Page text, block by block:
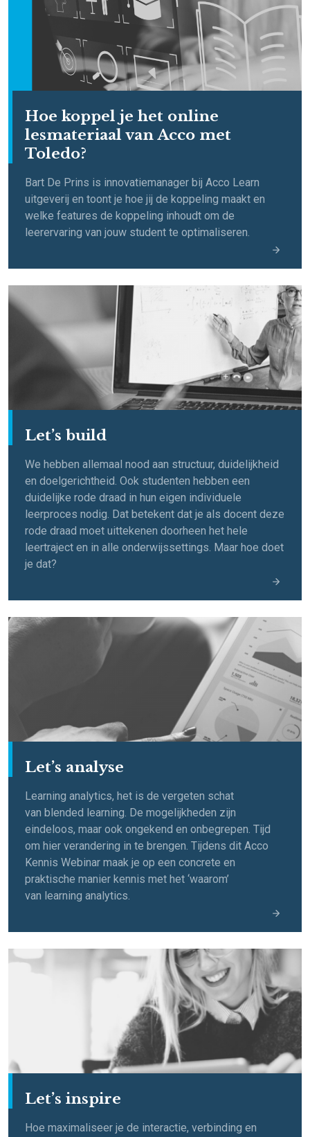
Hoe koppel je het online
lesmateriaal van Acco met
Toledo?
Bart De Prins is innovatiemanager bij Acco Learn
uitgeverij en toont je hoe jij de koppeling maakt en
welke features de koppeling inhoudt om de
leerervaring van jouw student te optimaliseren.
Let’s build​
We hebben allemaal nood aan structuur, duidelijkheid
en doelgerichtheid. Ook studenten hebben een
duidelijke rode draad in hun eigen individuele
leerproces nodig. Dat betekent dat je als docent deze
rode draad moet uittekenen doorheen het hele
leertraject en in alle onderwijssettings. Maar hoe doet
je dat?
Let’s analyse​
Learning analytics, het is de vergeten schat
van blended learning. De mogelijkheden zijn
eindeloos, maar ook ongekend en onbegrepen. Tijd
om hier verandering in te brengen. Tijdens dit Acco
Kennis Webinar maak je op een concrete en
praktische manier kennis met het ‘waarom’
van learning analytics.
Let’s inspire
Hoe maximaliseer je de interactie, verbinding en